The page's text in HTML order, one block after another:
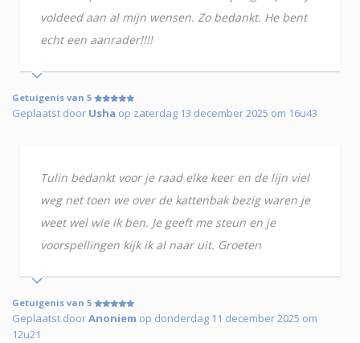
voldeed aan al mijn wensen. Zo bedankt. He bent
echt een aanrader!!!!
Getuigenis van 5
Geplaatst door Usha op zaterdag 13 december 2025 om 16u43
Tulin bedankt voor je raad elke keer en de lijn viel
weg net toen we over de kattenbak bezig waren je
weet wel wie ik ben. Je geeft me steun en je
voorspellingen kijk ik al naar uit. Groeten
Getuigenis van 5
Geplaatst doorAnoniem op donderdag 11 december 2025 om
12u21